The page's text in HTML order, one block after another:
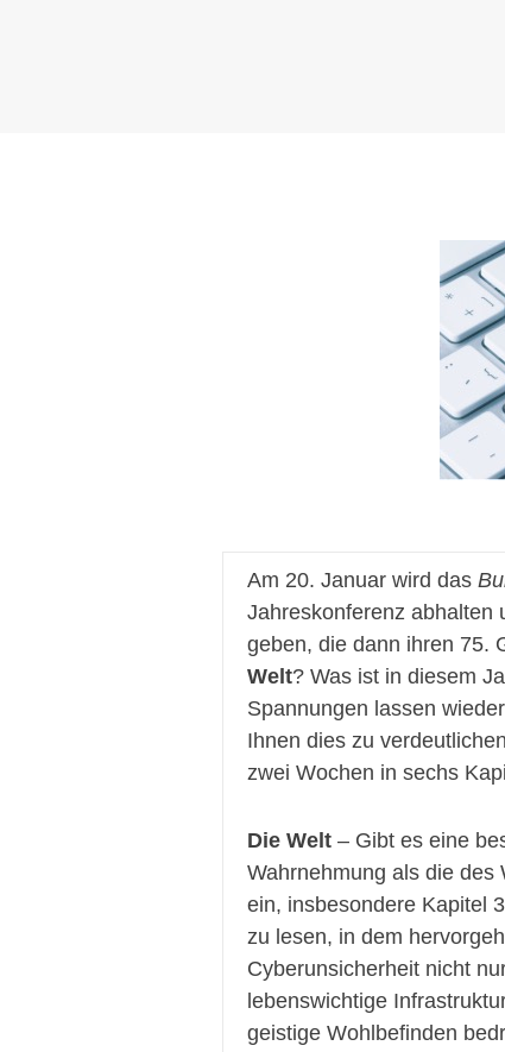
Am 20. Januar wird das
Jahreskonferenz abhalten
geben, die dann ihren 75.
Welt? Was ist in diesem
Spannungen lassen
Ihnen dies zu
zwei Wochen in sechs
Die Welt – Gibt es eine
Wahrnehmung als die des
ein, insbesondere Kapitel
zu lesen, in dem
Cyberunsicherheit nicht
lebenswichtige
geistige Wohlbefinden